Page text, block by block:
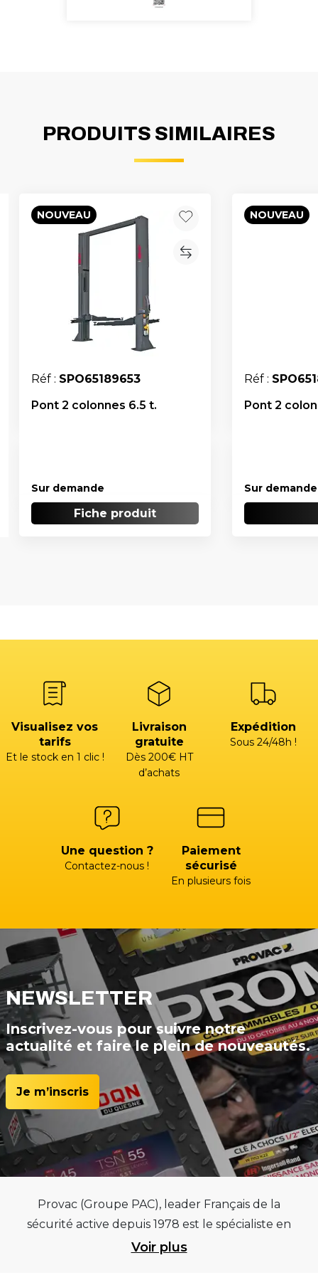
PRODUITS SIMILAIRES
NOUVEAU
Réf : SPO65189653
Pont 2 colonnes 6.5 t.
Sur demande
Fiche produit
NOUVEAU
Réf :
Pont 2
Sur demande
Visualisez vos
tarifs
Et le stock en 1 clic !
Livraison
gratuite
Dès 200€ HT
d’achats
Expédition
Sous 24/48h !
Une question ?
Contactez-nous !
Paiement
sécurisé
En plusieurs fois
NEWSLETTER
Inscrivez-vous pour suivre notre
actualité et faire le plein de nouveautés.
Je m’inscris
Provac (Groupe PAC), leader Français de la
sécurité active depuis 1978 est le spécialiste en
équipements pour garages et centres
Voir plus